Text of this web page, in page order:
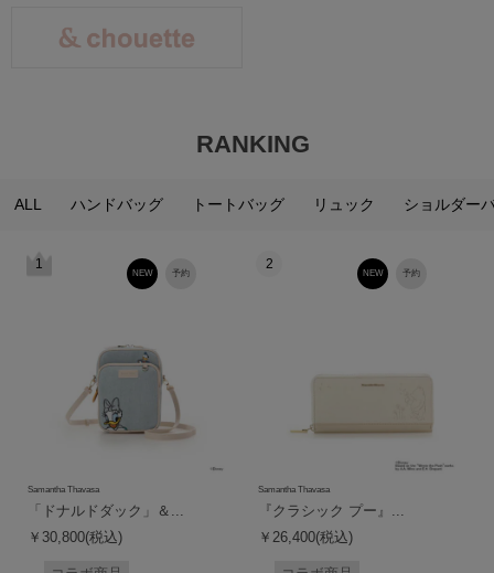
RANKING
ALL ハンドバッグ トートバッグ リュック ショルダー
1
予約
NEW
Samantha Thavasa
「ドナルドダック」＆...
￥30,800(税込)
2
予約
NEW
Samantha Thavasa
『クラシック プー』...
￥26,400(税込)